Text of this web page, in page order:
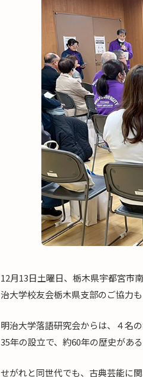
12月13日土曜日、栃木県宇都宮市
治大学校友会栃木県支部のご協力
明治大学落語研究会からは、４名
35年の設立で、約60年の歴史があ
せがれと同世代でも、古典芸能に